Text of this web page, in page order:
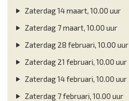
Zaterdag 14 maart, 10.00 uur
Zaterdag 7 maart, 10.00 uur
Zaterdag 28 februari, 10.00 uur
Zaterdag 21 februari, 10.00 uur
Zaterdag 14 februari, 10.00 uur
Zaterdag 7 februari, 10.00 uur